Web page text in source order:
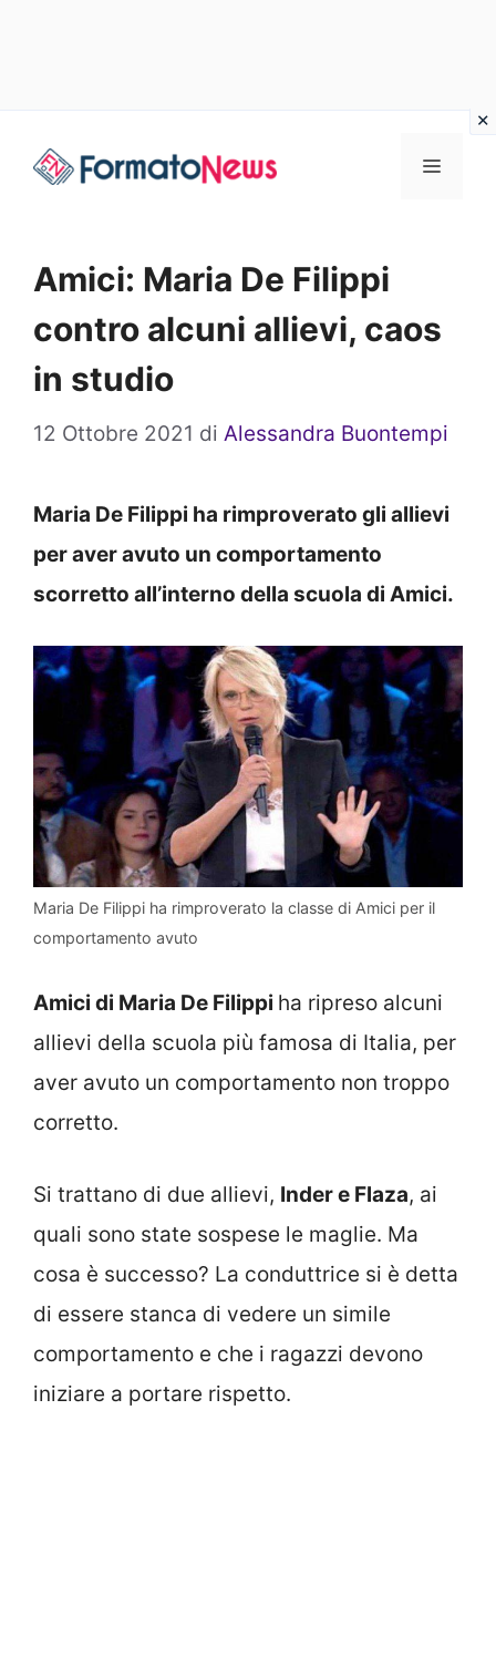
Menu
Amici: Maria De Filippi
contro alcuni allievi, caos
in studio
12 Ottobre 2021 di Alessandra Buontempi
Maria De Filippi ha rimproverato gli allievi
per aver avuto un comportamento
scorretto all’interno della scuola di Amici.
Maria De Filippi ha rimproverato la classe di Amici per il
comportamento avuto
Amici di Maria De Filippi ha ripreso alcuni
allievi della scuola più famosa di Italia, per
aver avuto un comportamento non troppo
corretto.
Si trattano di due allievi, Inder e Flaza, ai
quali sono state sospese le maglie. Ma
cosa è successo? La conduttrice si è detta
di essere stanca di vedere un simile
comportamento e che i ragazzi devono
iniziare a portare rispetto.